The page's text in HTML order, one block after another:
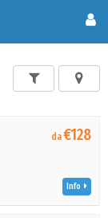
da€128
Info